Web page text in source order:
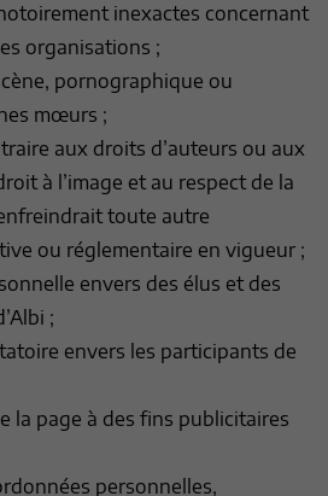
inexactes concernant
organisations ;
pornographique ou
mœurs ;
aux droits d’auteurs ou aux
à l’image et au respect de la
toute autre
ou réglementaire en vigueur ;
envers des élus et des
;
envers les participants de
la page à des fins publicitaires
personnelles,